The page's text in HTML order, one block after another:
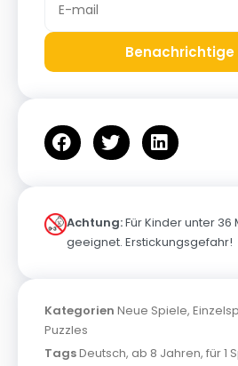
Benachrichtige
Achtung:Für Kinder unter
geeignet. Erstickungsgefahr!
Kategorien Neue Spiele,
Puzzles
TagsDeutsch, ab 8 Jahren, für 1